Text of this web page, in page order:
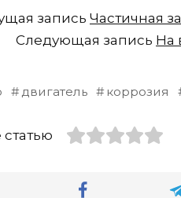
запись Частичная
Следующая запись На
двигатель коррозия